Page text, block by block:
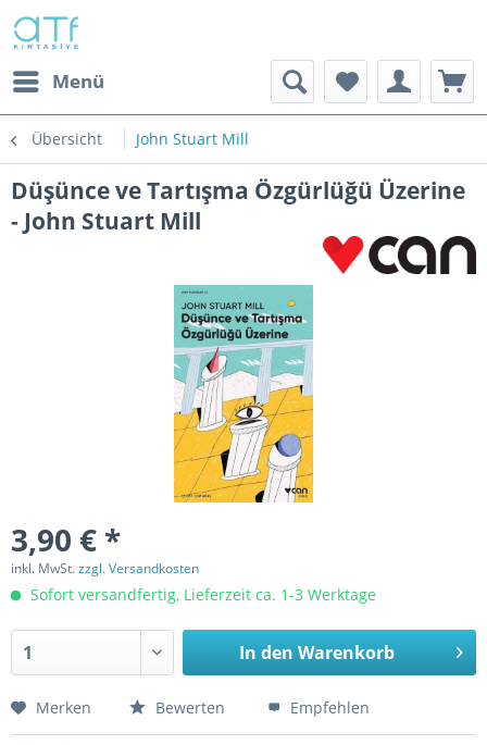
Menü
Übersicht John Stuart Mill
Düşünce ve Tartışma Özgürlüğü Üzerine
- John Stuart Mill
3,90 € *
inkl. MwSt.zzgl. Versandkosten
Sofort versandfertig, Lieferzeit ca. 1-3 Werktage
In den Warenkorb
Merken Bewerten Empfehlen